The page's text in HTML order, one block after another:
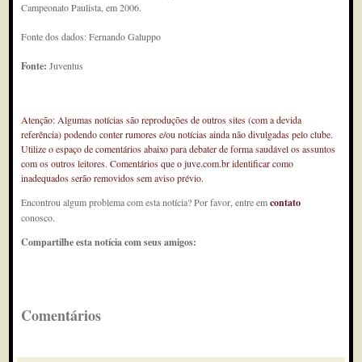
Campeonato Paulista, em 2006.
Fonte dos dados: Fernando Galuppo
Fonte:Juventus
Atenção: Algumas notícias são reproduções de outros sites (com a devida
referência) podendo conter rumores e/ou notícias ainda não divulgadas pelo clube.
Utilize o espaço de comentários abaixo para debater de forma saudável os assuntos
com os outros leitores. Comentários que o juve.com.br identificar como
inadequados serão removidos sem aviso prévio.
Encontrou algum problema com esta notícia? Por favor, entre emcontato
conosco.
Compartilhe esta notícia com seus amigos:
Comentários